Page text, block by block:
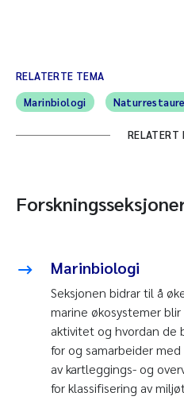
RELATERTE TEMA
Marinbiologi
RELATERT
Marinbiologi
Seksjonen bidrar til å
marine økosystemer
aktivitet og hvordan de
for og samarbeider
av kartleggings- og
for klassifisering av